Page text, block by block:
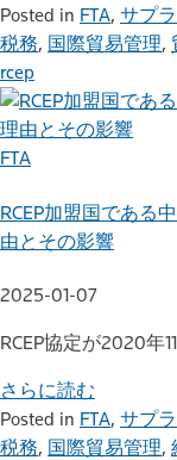
Posted in FTA, サプ
税務, 国際貿易管理,
rcep
FTA
RCEP加盟国である
由とその影響
2025-01-07
RCEP協定が2020年
さらに読む
Posted in FTA, サプ
税務, 国際貿易管理,